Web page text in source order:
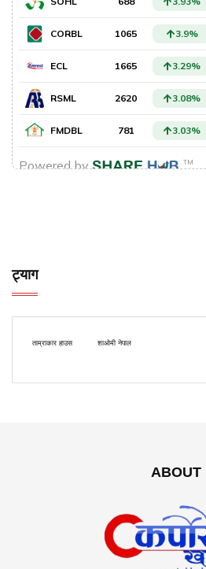
ट्याग
ताम्राकार हाउस शाओमी नेपाल
ABOUT